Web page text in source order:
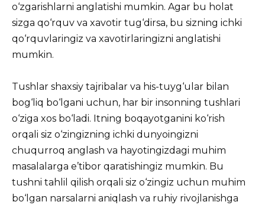
o‘zgarishlarni anglatishi mumkin. Agar bu holat
sizga qo‘rquv va xavotir tug‘dirsa, bu sizning ichki
qo‘rquvlaringiz va xavotirlaringizni anglatishi
mumkin.
Tushlar shaxsiy tajribalar va his-tuyg‘ular bilan
bog‘liq bo‘lgani uchun, har bir insonning tushlari
o‘ziga xos bo‘ladi. Itning boqayotganini ko‘rish
orqali siz o‘zingizning ichki dunyoingizni
chuqurroq anglash va hayotingizdagi muhim
masalalarga e’tibor qaratishingiz mumkin. Bu
tushni tahlil qilish orqali siz o‘zingiz uchun muhim
bo‘lgan narsalarni aniqlash va ruhiy rivojlanishga